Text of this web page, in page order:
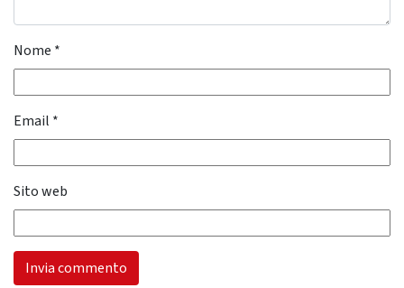
Nome *
Email *
Sito web